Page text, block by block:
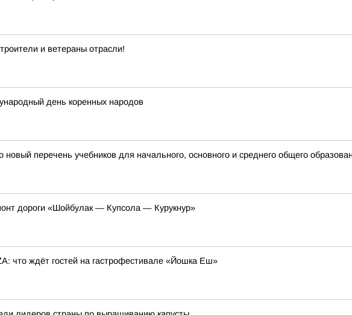
и ветераны отрасли!
день коренных народов
перечень учебников для начального, основного и среднего общего
дороги «Шойбулак — Купсола — Курукнур»
что ждёт гостей на гастрофестивале «Йошка Еш»